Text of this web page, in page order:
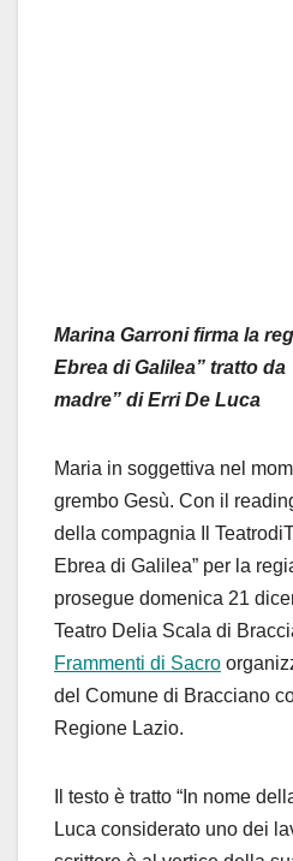
Marina Garroni firma la
Ebrea di Galilea” tratto
madre” di Erri De Luca
Maria in soggettiva nel
grembo Gesù. Con il
della compagnia Il
Ebrea di Galilea” per la
prosegue domenica 21
Teatro Delia Scala di
Frammenti di Sacro
del Comune di Bracciano
Regione Lazio.
Il testo è tratto “In nome
Luca considerato uno dei